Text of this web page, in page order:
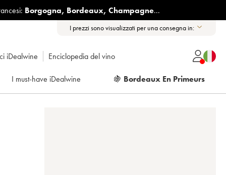
Borgogna, Bordeaux, Champagne...
I prezzi sono visualizzati per una consegna in:
iDealwine Enciclopedia del vino
I must-have iDealwine 🍇 Bordeaux En Primeurs